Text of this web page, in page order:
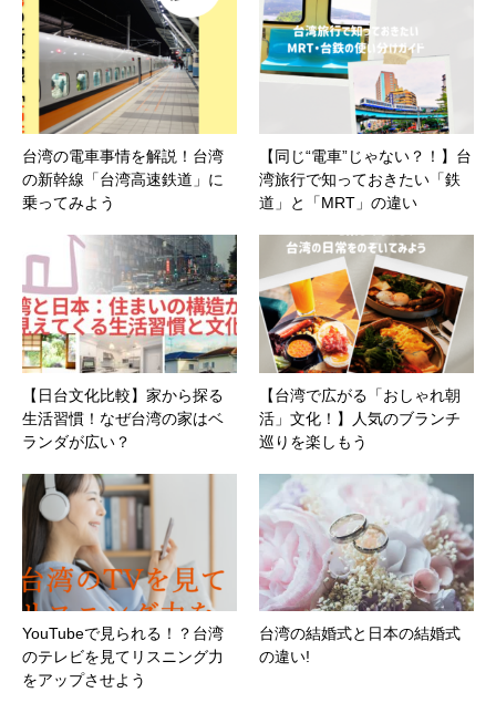
台湾の電車事情を解説！台湾
の新幹線「台湾高速鉄道」に
乗ってみよう
【同じ“電車”じゃない？！】台
湾旅行で知っておきたい「鉄
道」と「MRT」の違い
【日台文化比較】家から探る
生活習慣！なぜ台湾の家はベ
ランダが広い？
【台湾で広がる「おしゃれ朝
活」文化！】人気のブランチ
巡りを楽しもう
YouTubeで見られる！？台湾
のテレビを見てリスニング力
をアップさせよう
台湾の結婚式と日本の結婚式
の違い!